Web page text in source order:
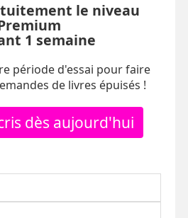
le niveau
1 semaine
période d'essai pour faire
de livres épuisés !
dès aujourd'hui